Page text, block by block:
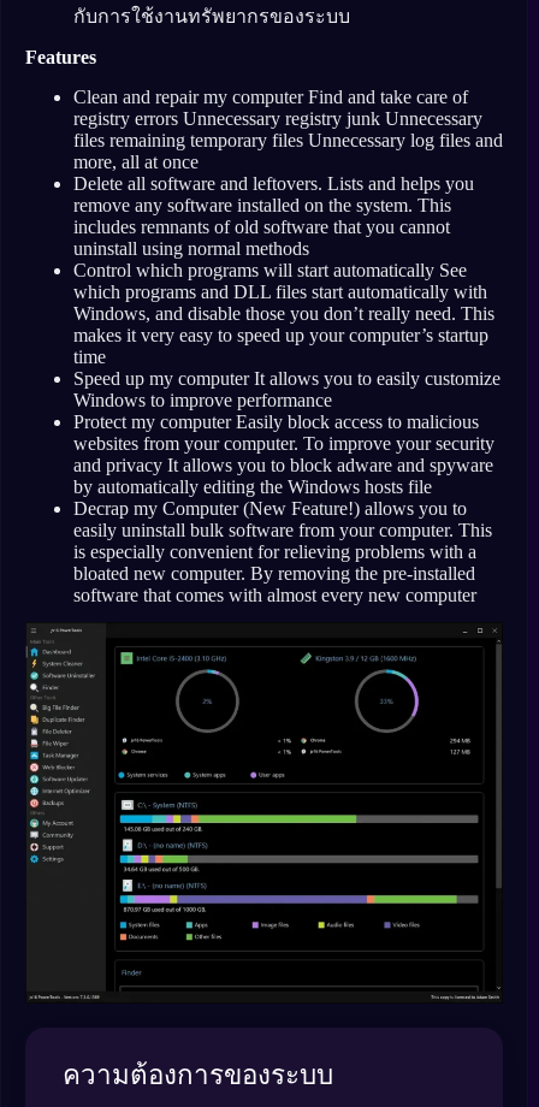
กับการใช้งานทรัพยากรของระบบ
Features
Clean and repair my computer Find and take care of
registry errors Unnecessary registry junk Unnecessary
files remaining temporary files Unnecessary log files and
more, all at once
Delete all software and leftovers. Lists and helps you
remove any software installed on the system. This
includes remnants of old software that you cannot
uninstall using normal methods
Control which programs will start automatically See
which programs and DLL files start automatically with
Windows, and disable those you don’t really need. This
makes it very easy to speed up your computer’s startup
time
Speed ​​up my computer It allows you to easily customize
Windows to improve performance
Protect my computer Easily block access to malicious
websites from your computer. To improve your security
and privacy It allows you to block adware and spyware
by automatically editing the Windows hosts file
Decrap my Computer (New Feature!) allows you to
easily uninstall bulk software from your computer. This
is especially convenient for relieving problems with a
bloated new computer. By removing the pre-installed
software that comes with almost every new computer
ความต้องการของระบบ